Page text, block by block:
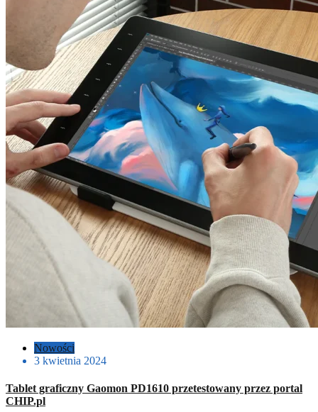
Nowości
3 kwietnia 2024
Tablet graficzny Gaomon PD1610 przetestowany przez portal
CHIP.pl